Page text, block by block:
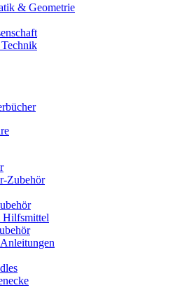
& Geometrie
Zubehör
Hilfsmittel